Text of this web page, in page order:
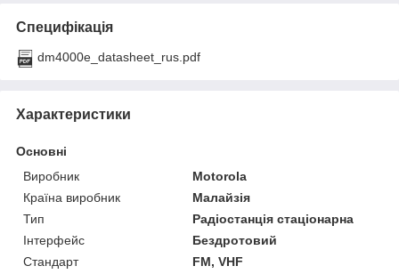
Специфікація
dm4000e_datasheet_rus.pdf
Характеристики
Основні
Виробник
Motorola
Країна виробник
Малайзія
Тип
Радіостанція стаціонарна
Інтерфейс
Бездротовий
Стандарт
FM, VHF